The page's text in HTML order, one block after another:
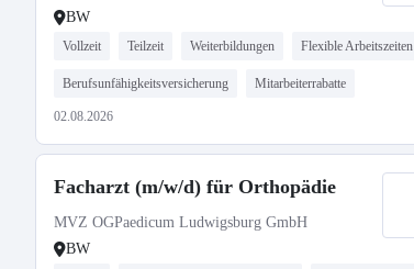
BW
Vollzeit Teilzeit Weiterbildungen Flexible Arbeitszeiten
Berufsunfähigkeitsversicherung Mitarbeiterrabatte
02.08.2026
Facharzt (m/w/d) für Orthopädie
MVZ OGPaedicum Ludwigsburg GmbH
BW